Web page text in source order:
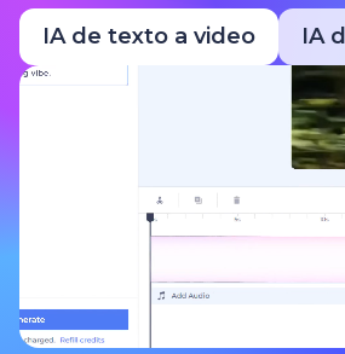
IA de texto a video IA